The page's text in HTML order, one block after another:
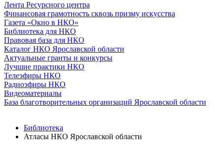
Лента Ресурсного центра
Финансовая грамотность сквозь призму искусства
Газета «Окно в НКО»
Библиотека для НКО
Правовая база для НКО
Каталог НКО Ярославской области
Актуальные гранты и конкурсы
Лучшие практики НКО
Телеэфиры НКО
Радиоэфиры НКО
Видеоматериалы
База благотворительных организаций Ярославской области
Библиотека
Атласы НКО Ярославской области